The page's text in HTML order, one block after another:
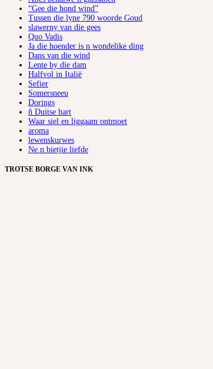
“Gee die hond wind”
Tussen die lyne 790 woorde Goud
slawerny van die gees
Quo Vadis
Ja die hoender is n wondelike ding
Dans van die wind
Lente by die dam
Halfvol in Italië
Sefier
Somersneeu
Dorings
ñ Duitse hart
Waar siel en liggaam ontmoet
aroma
lewenskurwes
Ne n bietjie liefde
TROTSE BORGE VAN INK